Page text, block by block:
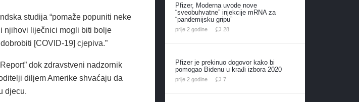
studija “pomaže popuniti neke
njihovi liječnici mogli biti bolje
[COVID-19] cjepiva.”
dok zdravstveni nadzornik
diljem Amerike shvaćaju da
djecu.
Pfizer, Moderna uvode nove
“sveobuhvatne” injekcije mRNA za
“pandemijsku gripu”
prije 2 godine 28komentara
Pfizer je prekinuo dogovor kako bi
pomogao Bidenu u krađi izbora 2020
prije 2 godine 7komentara